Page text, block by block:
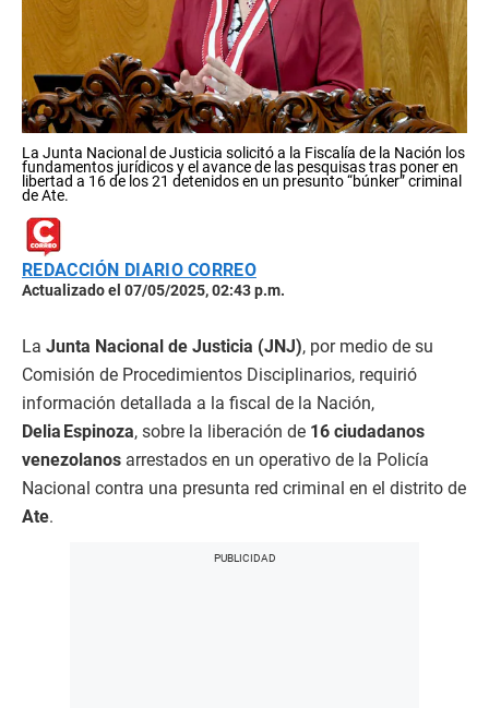
La Junta Nacional de Justicia solicitó a la Fiscalía de la Nación los
fundamentos jurídicos y el avance de las pesquisas tras poner en
libertad a 16 de los 21 detenidos en un presunto “búnker” criminal
de Ate.
REDACCIÓN DIARIO CORREO
Actualizado el 07/05/2025, 02:43 p.m.
La Junta Nacional de Justicia (JNJ), por medio de su
Comisión de Procedimientos Disciplinarios, requirió
información detallada a la fiscal de la Nación,
Delia Espinoza, sobre la liberación de 16 ciudadanos
venezolanos arrestados en un operativo de la Policía
Nacional contra una presunta red criminal en el distrito de
Ate.